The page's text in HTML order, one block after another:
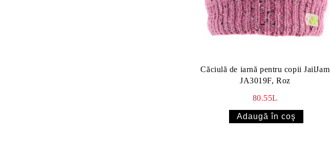
Căciulă de iarnă pentru copii JailJam
JA3019F, Roz
80.55L